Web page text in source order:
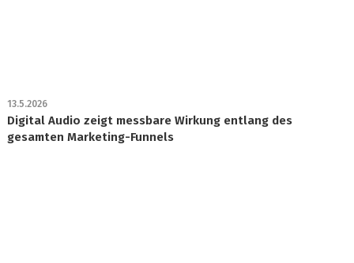
13.5.2026
Digital Audio zeigt messbare Wirkung entlang des
gesamten Marketing-Funnels